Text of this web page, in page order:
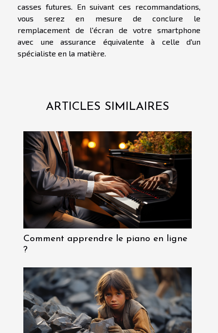
casses futures. En suivant ces recommandations,
vous serez en mesure de conclure le
remplacement de l'écran de votre smartphone
avec une assurance équivalente à celle d'un
spécialiste en la matière.
ARTICLES SIMILAIRES
Comment apprendre le piano en ligne
?